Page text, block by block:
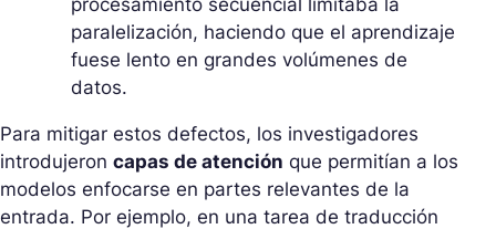
procesamiento secuencial limitaba la
paralelización, haciendo que el aprendizaje
fuese lento en grandes volúmenes de
datos.
Para mitigar estos defectos, los investigadores
introdujeron capas de atención que permitían a los
modelos enfocarse en partes relevantes de la
entrada. Por ejemplo, en una tarea de traducción